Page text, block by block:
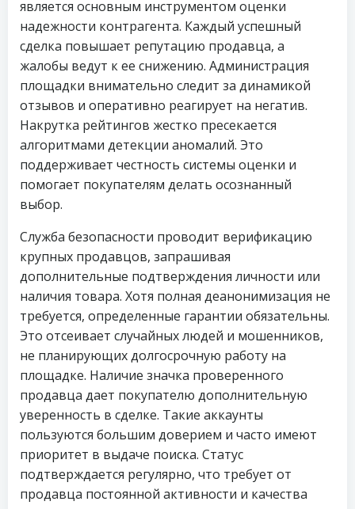
является основным инструментом оценки
надежности контрагента. Каждый успешный
сделка повышает репутацию продавца, а
жалобы ведут к ее снижению. Администрация
площадки внимательно следит за динамикой
отзывов и оперативно реагирует на негатив.
Накрутка рейтингов жестко пресекается
алгоритмами детекции аномалий. Это
поддерживает честность системы оценки и
помогает покупателям делать осознанный
выбор.
Служба безопасности проводит верификацию
крупных продавцов, запрашивая
дополнительные подтверждения личности или
наличия товара. Хотя полная деанонимизация не
требуется, определенные гарантии обязательны.
Это отсеивает случайных людей и мошенников,
не планирующих долгосрочную работу на
площадке. Наличие значка проверенного
продавца дает покупателю дополнительную
уверенность в сделке. Такие аккаунты
пользуются большим доверием и часто имеют
приоритет в выдаче поиска. Статус
подтверждается регулярно, что требует от
продавца постоянной активности и качества